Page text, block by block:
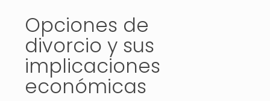
Opciones de
divorcio y sus
implicaciones
económicas